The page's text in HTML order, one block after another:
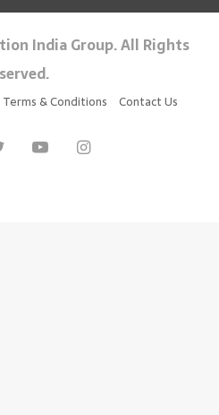
India Group. All Rights
Terms & Conditions Contact Us
Twitter YouTubeInstagram